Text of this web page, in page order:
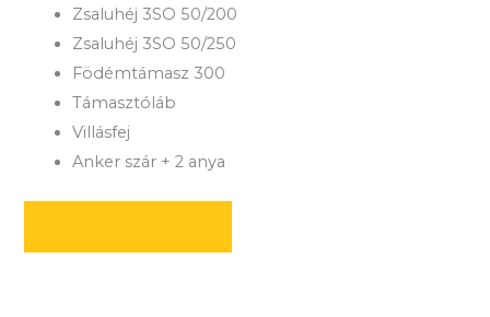
Zsaluhéj 3SO 50/200
Zsaluhéj 3SO 50/250
Födémtámasz 300
Támasztóláb
Villásfej
Anker szár + 2 anya